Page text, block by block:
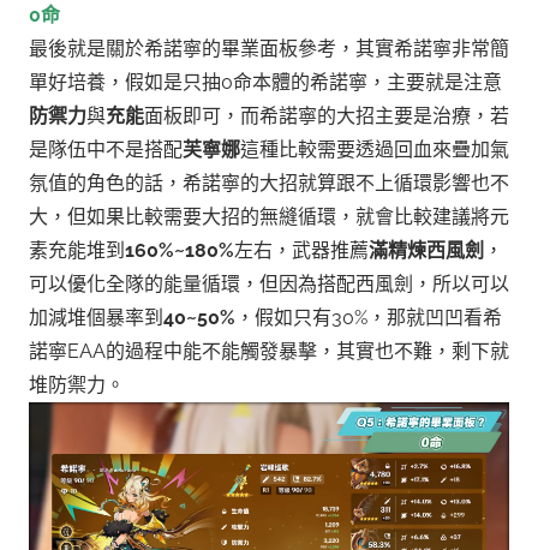
0命
最後就是關於希諾寧的畢業面板參考，其實希諾寧非常簡
單好培養，假如是只抽0命本體的希諾寧，主要就是注意
防禦力與充能面板即可，而希諾寧的大招主要是治療，若
是隊伍中不是搭配芙寧娜這種比較需要透過回血來疊加氣
氛值的角色的話，希諾寧的大招就算跟不上循環影響也不
大，但如果比較需要大招的無縫循環，就會比較建議將元
素充能堆到 160%~180%左右，武器推薦滿精煉西風劍 ，
可以優化全隊的能量循環，但因為搭配西風劍，所以可以
加減堆個暴率到 40~50% ，假如只有30%，那就凹凹看希
諾寧EAA的過程中能不能觸發暴擊，其實也不難，剩下就
堆防禦力。